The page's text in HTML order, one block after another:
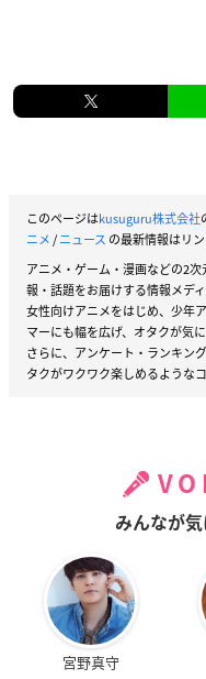
このページはkusuguru株式会社
ニメ/ニュース の最新情報はリ
アニメ・ゲーム・漫画などの2
報・話題をお届けする情報メデ
女性向けアニメをはじめ、少年
マーにも幅を広げ、オタクが気
さらに、アンケート・ランキン
タクがワクワク楽しめるような
みんなが
宮野真守